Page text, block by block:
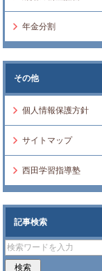
年金分割
その他
個人情報保護方針
サイトマップ
西田学習指導塾
記事検索